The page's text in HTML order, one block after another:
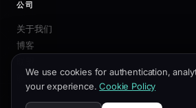
公司
关于我们
博客
联系我们
We use cookies for authentication,
your experience. Cookie Policy